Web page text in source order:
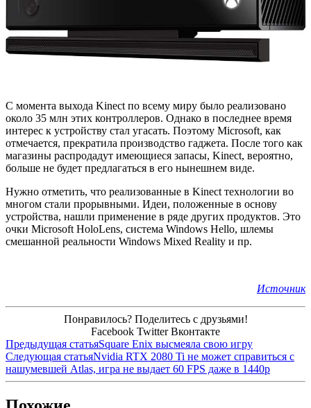
С момента выхода Kinect по всему миру было реализовано
около 35 млн этих контроллеров. Однако в последнее время
интерес к устройству стал угасать. Поэтому Microsoft, как
отмечается, прекратила производство гаджета. После того как
магазины распродадут имеющиеся запасы, Kinect, вероятно,
больше не будет предлагаться в его нынешнем виде.
Нужно отметить, что реализованные в Kinect технологии во
многом стали прорывными. Идеи, положенные в основу
устройства, нашли применение в ряде других продуктов. Это
очки Microsoft HoloLens, система Windows Hello, шлемы
смешанной реальности Windows Mixed Reality и пр.
Источник
Понравилось? Поделитесь с друзьями!
Facebook Twitter Вконтакте
Предыдущая статьяSquare Enix высмеяла свою игру
Следующая статьяNvidia RTX 2080 Ti не может справиться с
нашумевшей Atlas, игра не выдает 60 FPS даже в 1440p